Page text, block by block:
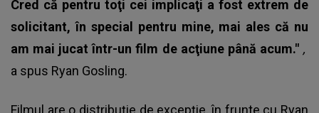
Cred că pentru toţi cei implicaţi a fost extrem de
solicitant, în special pentru mine, mai ales că nu
am mai jucat într-un film de acţiune până acum." ,
a spus Ryan Gosling.